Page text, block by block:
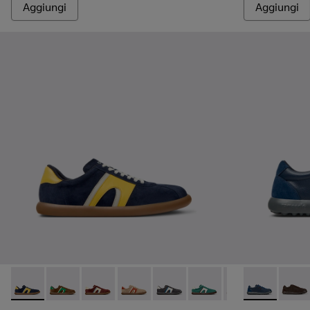
Aggiungi Aggiungi
Pelotas Soller - K100937-020 - Sneakers multicolor in
Pelotas Soller - K100937-038
Pelotas Soller - K100937-037
Pelotas Soller - K100937-036
Pelotas Soller - K100937-033
Pelotas Soller -Pelotas Soller -
Pelotas
Pelotas XLF